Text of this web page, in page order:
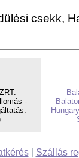
csekk,
-
| Szállás